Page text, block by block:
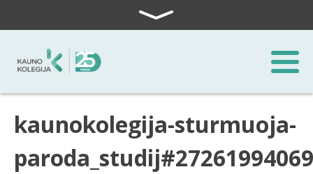
kaunokolegija-sturmuoja-